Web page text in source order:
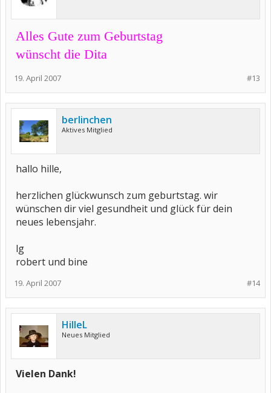
Alles Gute zum Geburtstag
wünscht die Dita
#13
19. April 2007
berlinchen
Aktives Mitglied
hallo hille,
herzlichen glückwunsch zum geburtstag. wir
wünschen dir viel gesundheit und glück für dein
neues lebensjahr.
lg
robert und bine
#14
19. April 2007
HilleL
Neues Mitglied
Vielen Dank!